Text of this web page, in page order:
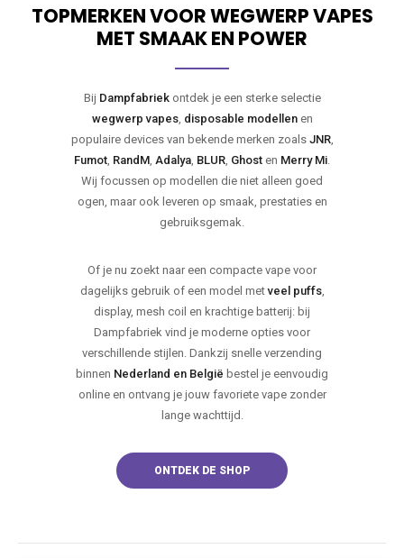
TOPMERKEN VOOR WEGWERP VAPES
MET SMAAK EN POWER
Bij Dampfabriekontdek je een sterke selectie
wegwerp vapes, disposable modellenen
populaire devices van bekende merken zoals JNR,
Fumot RandM Adalya BLUR Ghost en Merry Mi
Wij focussen op modellen die niet alleen goed
ogen, maar ook leveren op smaak, prestaties en
gebruiksgemak.
Of je nu zoekt naar een compacte vape voor
dagelijks gebruik of een model metveel puffs,
display, mesh coil en krachtige batterij: bij
Dampfabriek vind je moderne opties voor
verschillende stijlen. Dankzij snelle verzending
binnen Nederland en België bestel je eenvoudig
online en ontvang je jouw favoriete vape zonder
lange wachttijd.
ONTDEK DE SHOP